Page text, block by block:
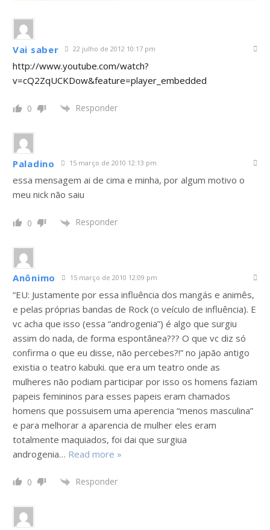
Vai saber 22 julho de 2012 10:17 pm
http://www.youtube.com/watch?
v=cQ2ZqUCKDow&feature=player_embedded
0 Responder
Paladino 15 março de 2010 12:13 pm
essa mensagem ai de cima e minha, por algum motivo o
meu nick não saiu
0 Responder
Anônimo 15 março de 2010 12:09 pm
“EU: Justamente por essa influência dos mangás e animês,
e pelas próprias bandas de Rock (o veículo de influência). E
vc acha que isso (essa “androgenia”) é algo que surgiu
assim do nada, de forma espontânea??? O que vc diz só
confirma o que eu disse, não percebes?!” no japão antigo
existia o teatro kabuki. que era um teatro onde as
mulheres não podiam participar por isso os homens faziam
papeis femininos para esses papeis eram chamados
homens que possuisem uma aperencia “menos masculina”
e para melhorar a aparencia de mulher eles eram
totalmente maquiados, foi dai que surgiua
androgenia… Read more »
0 Responder